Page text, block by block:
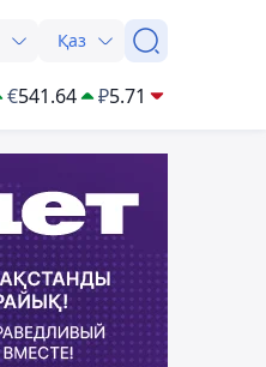
Қаз
€541.64 ₽5.71